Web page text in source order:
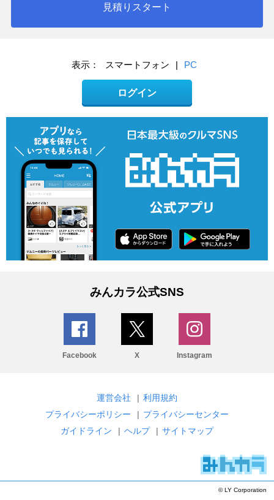
見積りスタート
表示： スマートフォン | PC
ログイン
みんカラ公式SNS
Facebook X Instagram
運営会社 | 利用規約
プライバシーポリシー
| プライバシーセンター
ガイドライン
| ヘルプ | サイトマップ
© LY Corporation